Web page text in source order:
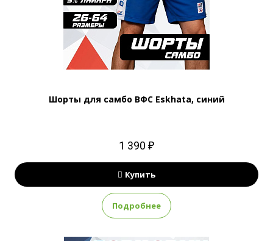
Шорты для самбо ВФС Eskhata, синий
1 390 ₽
Купить
Подробнее